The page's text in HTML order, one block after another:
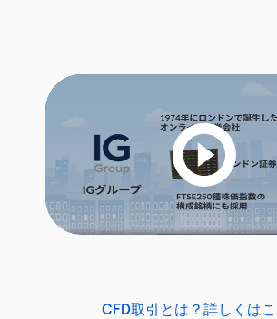
CFD取引とは？詳しくは